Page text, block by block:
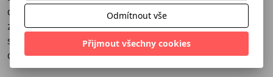
dále zajímavé rozhovory, témata a nezbytné
zpravodajství. To vše od zkušených autorů SCORE i
specialistů na Minecraft. U časopisu je přiložen i velký
dvoustranný plakát a samolepky.
Odmítnout vše
Přijmout všechny cookies